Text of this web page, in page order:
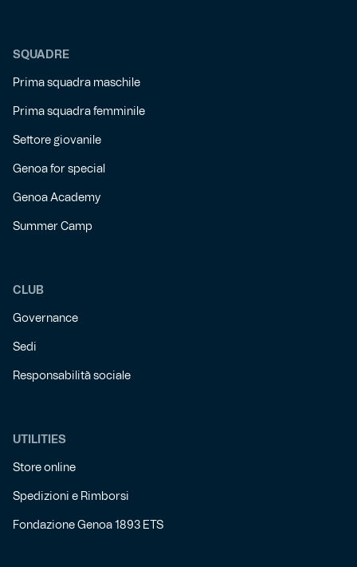
SQUADRE
Prima squadra maschile
Prima squadra femminile
Settore giovanile
Genoa for special
Genoa Academy
Summer Camp
CLUB
Governance
Sedi
Responsabilità sociale
UTILITIES
Store online
Spedizioni e Rimborsi
Fondazione Genoa 1893 ETS